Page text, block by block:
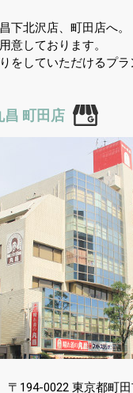
下北沢店、町田店へ。
意しております。
していただけるプラ
昌 町田店
〒 194-0022 東京都町